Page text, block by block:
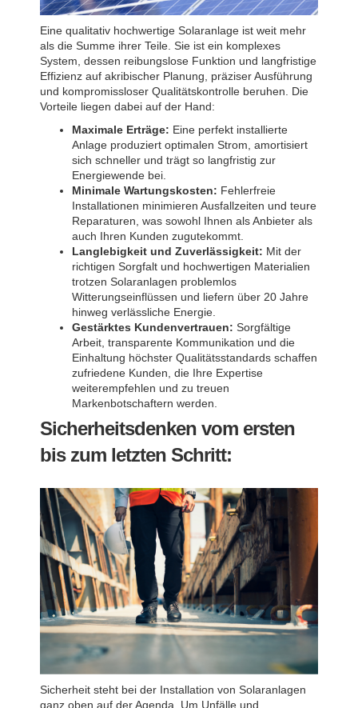
Eine qualitativ hochwertige Solaranlage ist weit mehr
als die Summe ihrer Teile. Sie ist ein komplexes
System, dessen reibungslose Funktion und langfristige
Effizienz auf akribischer Planung, präziser Ausführung
und kompromissloser Qualitätskontrolle beruhen. Die
Vorteile liegen dabei auf der Hand:
Maximale Erträge: Eine perfekt installierte
Anlage produziert optimalen Strom, amortisiert
sich schneller und trägt so langfristig zur
Energiewende bei.
Minimale Wartungskosten: Fehlerfreie
Installationen minimieren Ausfallzeiten und teure
Reparaturen, was sowohl Ihnen als Anbieter als
auch Ihren Kunden zugutekommt.
Langlebigkeit und Zuverlässigkeit: Mit der
richtigen Sorgfalt und hochwertigen Materialien
trotzen Solaranlagen problemlos
Witterungseinflüssen und liefern über 20 Jahre
hinweg verlässliche Energie.
Gestärktes Kundenvertrauen: Sorgfältige
Arbeit, transparente Kommunikation und die
Einhaltung höchster Qualitätsstandards schaffen
zufriedene Kunden, die Ihre Expertise
weiterempfehlen und zu treuen
Markenbotschaftern werden.
Sicherheitsdenken vom ersten
bis zum letzten Schritt:
Sicherheit steht bei der Installation von Solaranlagen
ganz oben auf der Agenda. Um Unfälle und